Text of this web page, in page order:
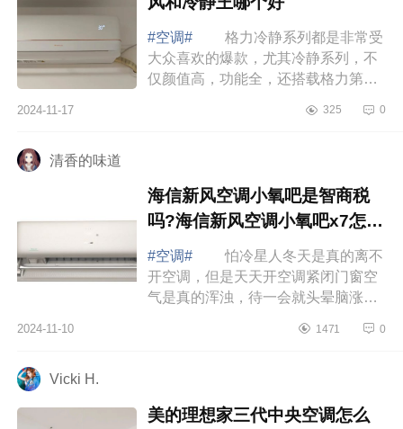
#空调#
格力冷静系列都是非常受
大众喜欢的爆款，尤其冷静系列，不
仅颜值高，功能全，还搭载格力第二
小所以你选哪个款，下面小编为大家
2024-11-17 325 0
清香的味道
海信新风空调小氧吧是智商税
吗?海信新风空调小氧吧x7怎么
样
#空调#
怕冷星人冬天是真的离不
开空调，但是天天开空调紧闭门窗空
气是真的浑浊，待一会就头晕脑涨
上，脸干得不行身子热得不行，但是
2024-11-10 1471 0
Vicki H.
美的理想家三代中央空调怎么